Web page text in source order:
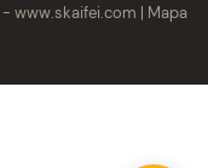
- www.skaifei.com | Mapa